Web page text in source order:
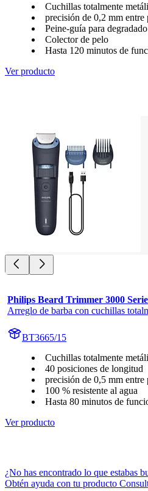
Cuchillas totalmente
precisión de 0,2 mm entre
Peine-guía para degradado
Colector de pelo
Hasta 120 minutos de
Ver producto
Philips Beard Trimmer 3000
Arreglo de barba con cuchillas
BT3665/15
Cuchillas totalmente
40 posiciones de longitud
precisión de 0,5 mm entre
100 % resistente al agua
Hasta 80 minutos de
Ver producto
¿No has encontrado lo que estabas
Obtén ayuda con tu producto